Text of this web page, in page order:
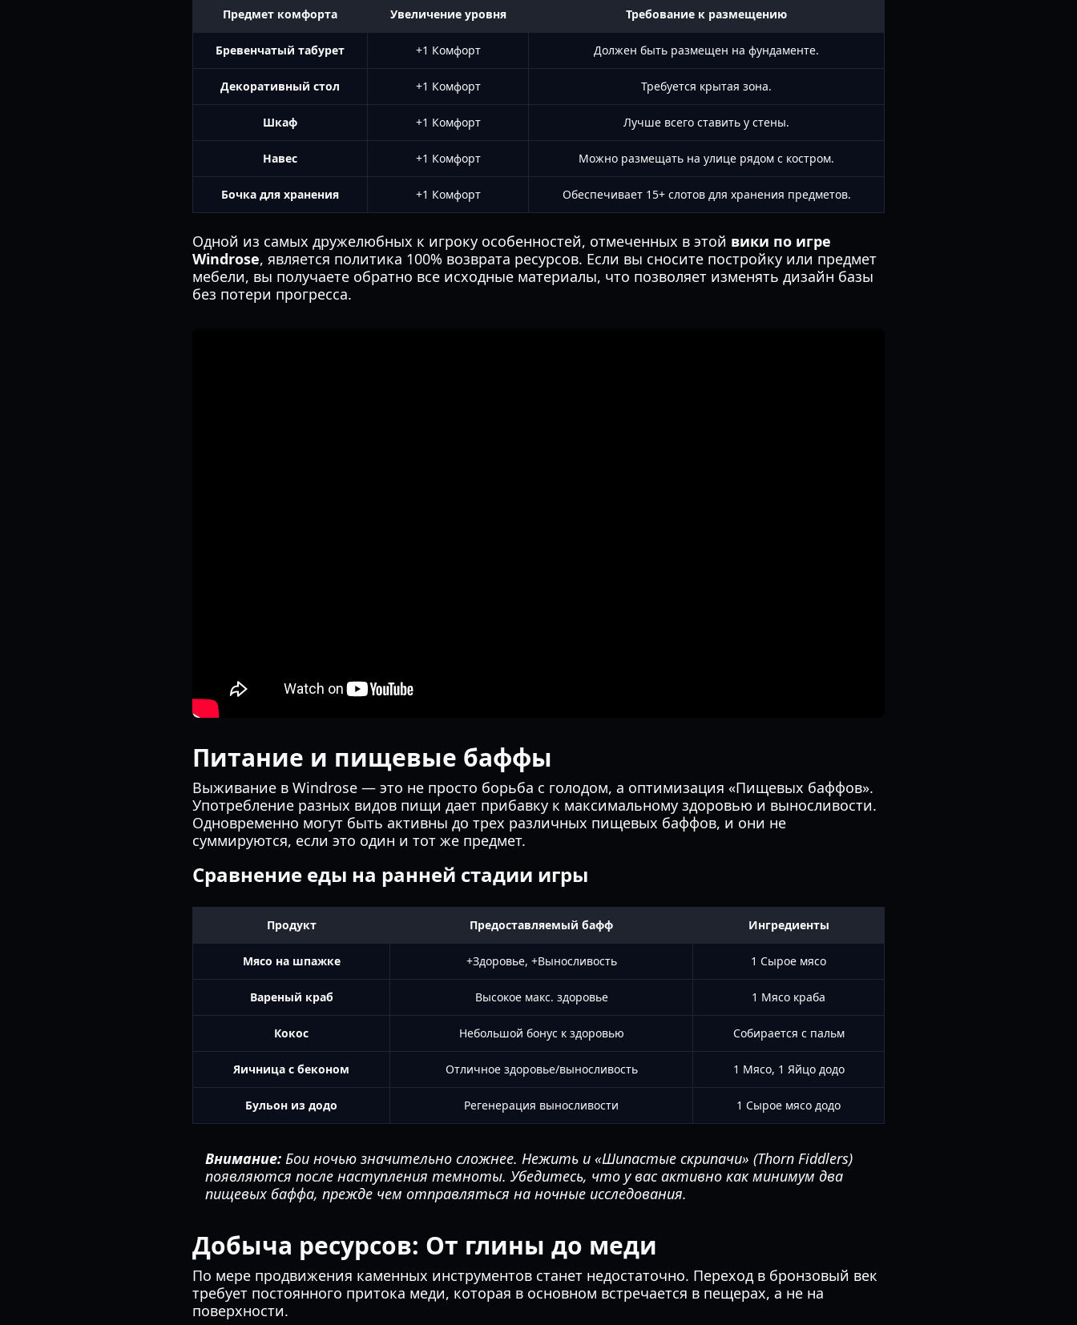
Предмет комфорта Увеличение уровня Требование к размещению
Бревенчатый табурет +1 Комфорт Должен быть размещен на фундаменте.
Декоративный стол +1 Комфорт Требуется крытая зона.
Шкаф +1 Комфорт Лучше всего ставить у стены.
Навес +1 Комфорт Можно размещать на улице рядом с костром.
Бочка для хранения +1 Комфорт Обеспечивает 15+ слотов для хранения предметов.
Одной из самых дружелюбных к игроку особенностей, отмеченных в этой вики по игре
Windrose, является политика 100% возврата ресурсов. Если вы сносите постройку или предмет
мебели, вы получаете обратно все исходные материалы, что позволяет изменять дизайн базы
без потери прогресса.
Питание и пищевые баффы
Выживание в Windrose — это не просто борьба с голодом, а оптимизация «Пищевых баффов».
Употребление разных видов пищи дает прибавку к максимальному здоровью и выносливости.
Одновременно могут быть активны до трех различных пищевых баффов, и они не
суммируются, если это один и тот же предмет.
Сравнение еды на ранней стадии игры
Продукт Предоставляемый бафф Ингредиенты
Мясо на шпажке +Здоровье, +Выносливость 1 Сырое мясо
Вареный краб Высокое макс. здоровье 1 Мясо краба
Кокос Небольшой бонус к здоровью Собирается с пальм
Яичница с беконом Отличное здоровье/выносливость 1 Мясо, 1 Яйцо додо
Бульон из додо Регенерация выносливости 1 Сырое мясо додо
Внимание: Бои ночью значительно сложнее. Нежить и «Шипастые скрипачи» (Thorn Fiddlers)
появляются после наступления темноты. Убедитесь, что у вас активно как минимум два
пищевых баффа, прежде чем отправляться на ночные исследования.
Добыча ресурсов: От глины до меди
По мере продвижения каменных инструментов станет недостаточно. Переход в бронзовый век
требует постоянного притока меди, которая в основном встречается в пещерах, а не на
поверхности.